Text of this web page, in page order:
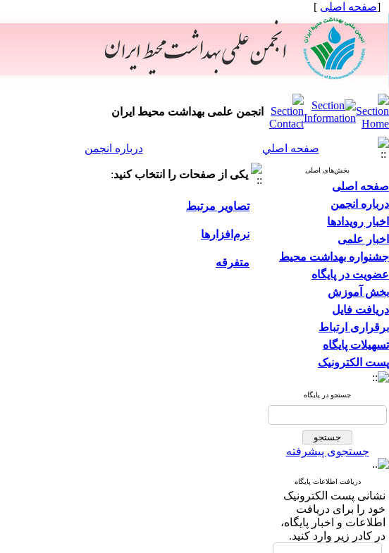
[صفحه اصلی ]
انجمن علمی بهداشت محیط ایران
صفحه اصلي درباره انجمن
بخش‌های اصلی
صفحه اصلی
درباره انجمن
اخبار رویدادها
اخبار علمی
جشنواره بهداشت محیط
عضویت در پایگاه
بخش آموزش
دریافت فایل
برقراری ارتباط
تسهیلات پایگاه
پست الکترونیک
جستجو در پایگاه
جستجوی پیشرفته
دریافت اطلاعات پایگاه
نشانی پست الکترونیک
خود را برای دریافت
اطلاعات و اخبار پایگاه،
در کادر زیر وارد کنید.
یکی از صفحات را انتخاب کنید:
تصاویر مرتبط
نرم‌افزارها
متفرقه